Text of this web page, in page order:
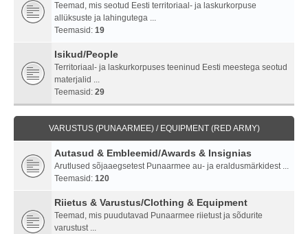
Teemad, mis seotud Eesti territoriaal- ja laskurkorpuse
allüksuste ja lahingutega ...
Teemasid: 19
Isikud/People
Territoriaal- ja laskurkorpuses teeninud Eesti meestega seotud
materjalid ...
Teemasid: 29
VARUSTUS (PUNAARMEE) / EQUIPMENT (RED ARMY)
Autasud & Embleemid/Awards & Insignias
Arutlused sõjaaegsetest Punaarmee au- ja eraldusmärkidest ...
Teemasid: 120
Riietus & Varustus/Clothing & Equipment
Teemad, mis puudutavad Punaarmee riietust ja sõdurite
varustust ...